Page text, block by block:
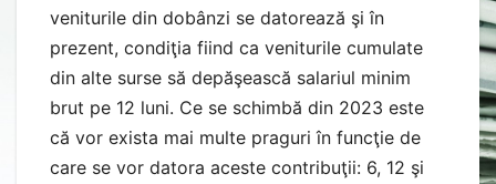
veniturile din dobânzi se datorează şi în
prezent, condiţia fiind ca veniturile cumulate
din alte surse să depăşească salariul minim
brut pe 12 luni. Ce se schimbă din 2023 este
că vor exista mai multe praguri în funcţie de
care se vor datora aceste contribuţii: 6, 12 şi